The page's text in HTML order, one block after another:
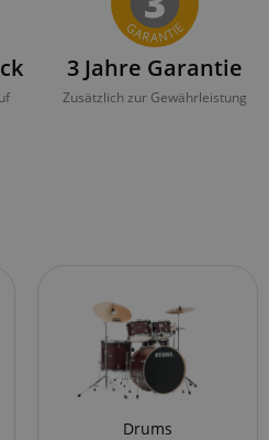
3 Jahre Garantie
Zusätzlich zur Gewährleistung
Drums